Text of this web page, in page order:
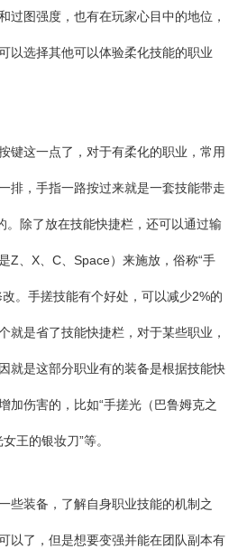
过图强度，也有在玩家心目中的地位，
以选择其他可以体验柔化技能的职业
键这一点了，对于有柔化的职业，常用
排，手指一路按过来就是一套技能带走
。除了放在技能快捷栏，还可以通过输
是Z、X、C、Space）来施放，俗称“手
。手搓技能有个好处，可以减少2%的
就是省了技能快捷栏，对于某些职业，
就是这部分职业有的装备是根据技能快
加伤害的，比如“手搓光（巴鲁姆克之
女王的银妆刀”等。
些装备，了解自身职业技能的机制之
以了，但是想要变强并能在团队副本有